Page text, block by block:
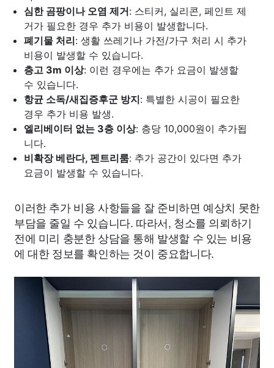
심한 곰팡이나 오염 제거: 스티커, 실리콘, 페인트 제
거가 필요한 경우 추가 비용이 발생합니다.
폐기물 처리: 생활 쓰레기나 가전/가구 처리 시 추가
비용이 발생할 수 있습니다.
층고 3m 이상: 이런 경우에는 추가 요금이 발생할
수 있습니다.
항균 소독/새집증후군 방지: 특별한 시공이 필요한
경우 추가 비용 발생.
엘리베이터 없는 3층 이상: 층당 10,000원이 추가됩
니다.
비확장 베란다, 펜트리룸: 추가 공간이 있다면 추가
요금이 발생할 수 있습니다.
이러한 추가 비용 사항들을 잘 준비하면 예상치 못한
부담을 줄일 수 있습니다. 따라서, 청소를 의뢰하기
전에 미리 충분한 상담을 통해 발생할 수 있는 비용
에 대한 정보를 확인하는 것이 중요합니다.